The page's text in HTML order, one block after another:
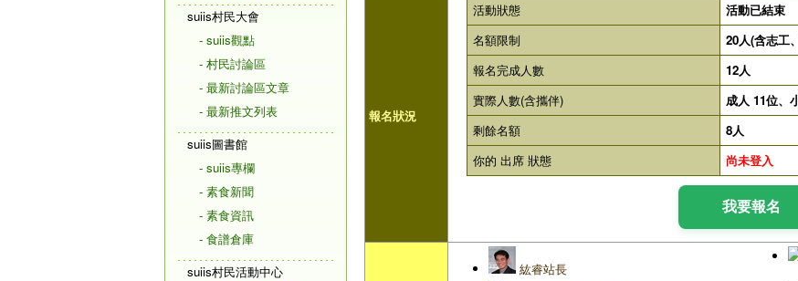
suiis村民大會
- suiis觀點
- 村民討論區
- 最新討論區文章
- 最新推文列表
suiis圖書館
- suiis專欄
- 素食新聞
- 素食資訊
- 食譜倉庫
suiis村民活動中心
報名狀況
活動狀態
活動已結束
名額限制
20人(含志工
報名完成人數
12人
實際人數(含攜伴)
成人 11位、
剩餘名額
8人
你的 出席 狀態
尚未登入
紘睿站長